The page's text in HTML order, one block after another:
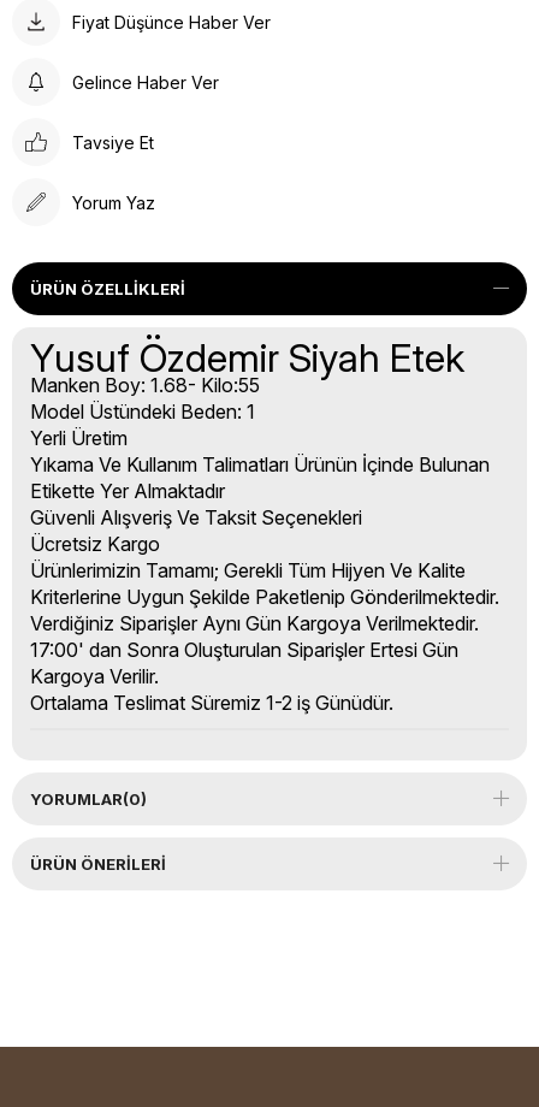
Fiyat Düşünce Haber Ver
Gelince Haber Ver
Tavsiye Et
Yorum Yaz
ÜRÜN ÖZELLIKLERI
Yusuf Özdemir Siyah Etek
Manken Boy: 1.68- Kilo:55
Model Üstündeki Beden: 1
Yerli Üretim
Yıkama Ve Kullanım Talimatları Ürünün İçinde Bulunan
Etikette Yer Almaktadır
Güvenli Alışveriş Ve Taksit Seçenekleri
Ücretsiz Kargo
Ürünlerimizin Tamamı; Gerekli Tüm Hijyen Ve Kalite
Kriterlerine Uygun Şekilde Paketlenip Gönderilmektedir.
Verdiğiniz Siparişler Aynı Gün Kargoya Verilmektedir.
17:00' dan Sonra Oluşturulan Siparişler Ertesi Gün
Kargoya Verilir.
Ortalama Teslimat Süremiz 1-2 iş Günüdür.
YORUMLAR(0)
ÜRÜN ÖNERILERI